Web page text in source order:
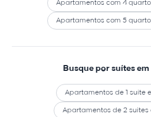
Apartamentos com 4
Apartamentos com 5
Busque por suítes
Apartamentos de 1 suíte
Apartamentos de 2 suítes